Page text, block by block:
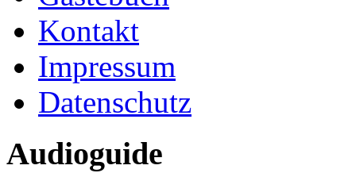
Kontakt
Impressum
Datenschutz
Audioguide